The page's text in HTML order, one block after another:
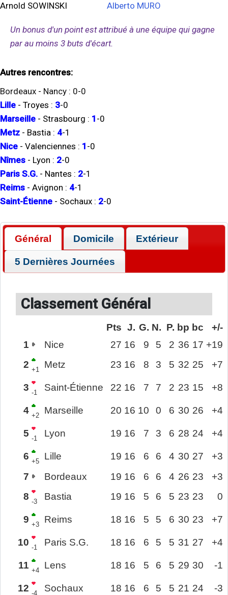
Arnold SOWINSKI Alberto MURO
Un bonus d'un point est attribué à une équipe qui gagne
par au moins 3 buts d'écart.
Autres rencontres:
Bordeaux - Nancy : 0-0
Lille - Troyes : 3-0
Marseille - Strasbourg : 1 -0
Metz - Bastia : 4-1
Nice - Valenciennes : 1 -0
Nîmes - Lyon : 2-0
Paris S.G. - Nantes : 2-1
Reims - Avignon : 4-1
Saint-Étienne - Sochaux : 2-0
Général Domicile Extérieur
5 Dernières Journées
Classement Général
Pts J. G. N. P. bp bc
+/-
1
Nice 27 16 9 5 2 36 17 +19
2 +1 Metz 23 16 8 3 5 32 25 +7
3 -1 Saint-Étienne 22 16 7 7 2 23 15 +8
4 +2 Marseille 20 16 10 0 6 30 26 +4
5 -1 Lyon 19 16 7 3 6 28 24 +4
6 +5 Lille 19 16 6 6 4 30 27
+3
7
Bordeaux 19 16 6 6 4 26 23
+3
8 -3 Bastia 19 16 5 6 5 23 23 0
9 +3 Reims 18 16 5 5 6 30 23 +7
10 -1 Paris S.G. 18 16 6 5 5 31 27 +4
11 +4 Lens 18 16 5 6 5 29 30 -1
12 -4 Sochaux 18 16 6 5 5 21 24
-3